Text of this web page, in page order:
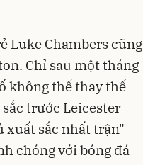
Luke Chambers cũng
Chỉ sau một tháng
không thể thay thế
trước Leicester
xuất sắc nhất trận"
chóng với bóng đá